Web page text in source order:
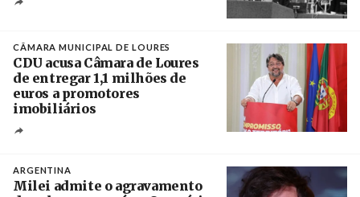
CÂMARA MUNICIPAL DE LOURES
CDU acusa Câmara de Loures
de entregar 1,1 milhões de
euros a promotores
imobiliários
ARGENTINA
Milei admite o agravamento